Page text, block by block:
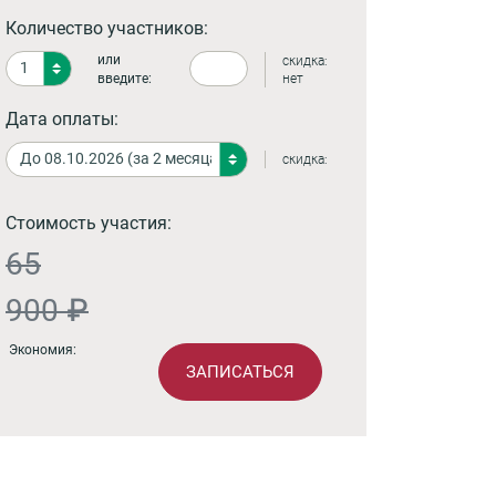
Количество участников:
или
введите:
скидка:
нет
Дата оплаты:
скидка:
Стоимость участия:
65
900 ₽
Экономия:
ЗАПИСАТЬСЯ